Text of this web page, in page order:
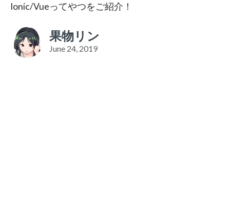
Ionic/Vueってやつをご紹介！
果物リン
June 24, 2019